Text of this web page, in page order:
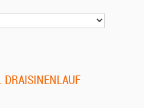
DRAISINENLAUF